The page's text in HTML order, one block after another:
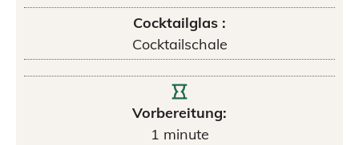
Cocktailglas :
Cocktailschale
Vorbereitung:
1 minute